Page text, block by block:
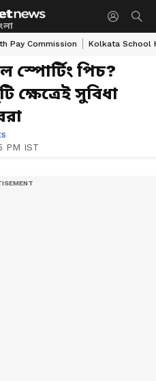
Pay Commission Kolkata School
স্পোর্টিং পিচ?
ক্ষেত্রেই সুবিধা
PM IST